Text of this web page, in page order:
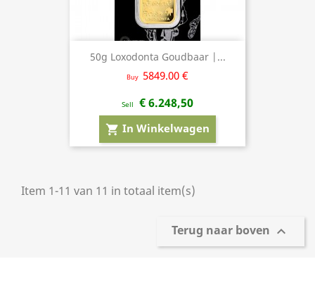
50g Loxodonta Goudbaar |...
Buy 5849.00 €
Sell € 6.248,50
shopping_cart In Winkelwagen
Item 1-11 van 11 in totaal item(s)
Terug naar boven 